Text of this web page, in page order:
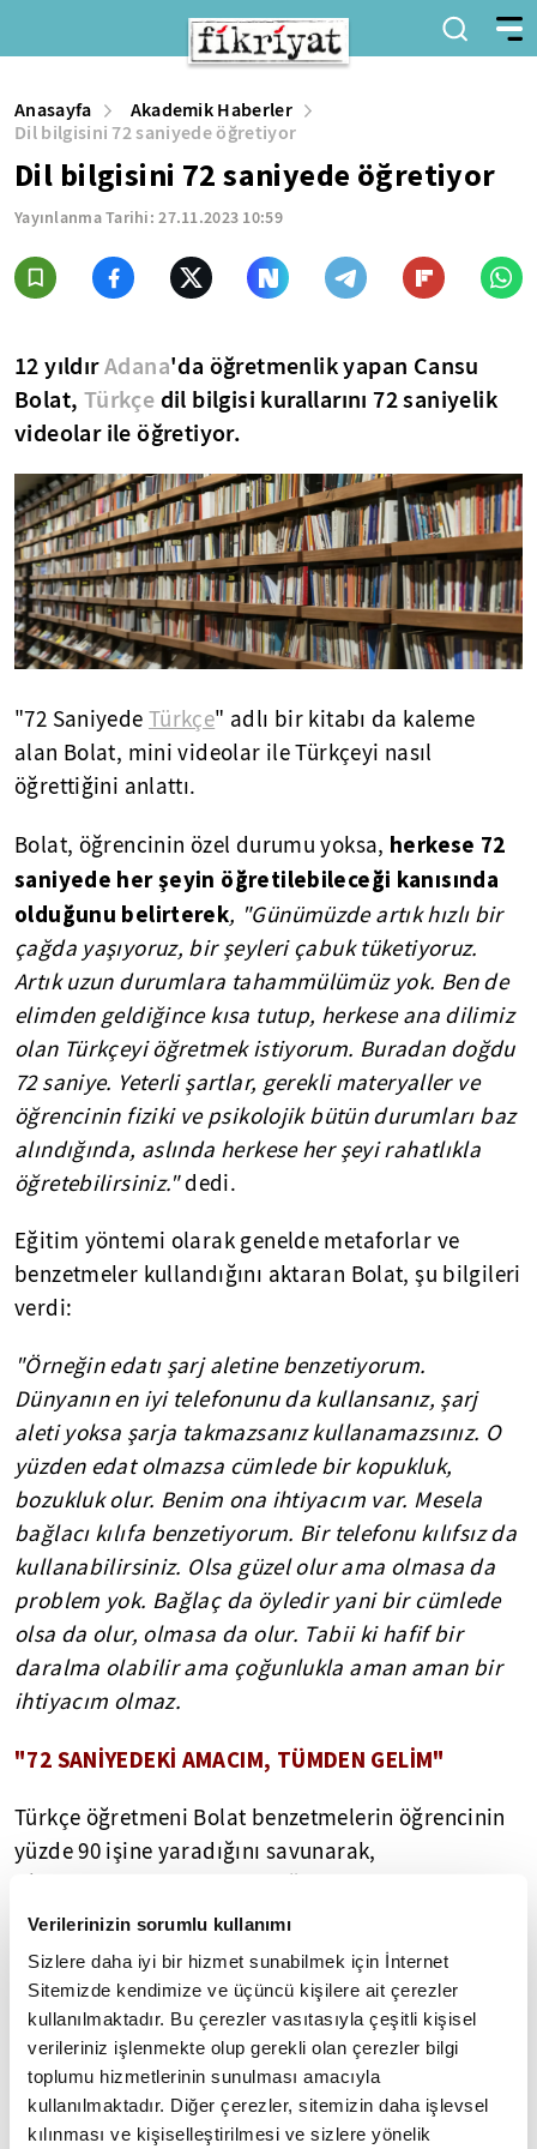
Verilerinizin sorumlu kullanımı
Sizlere daha iyi bir hizmet sunabilmek için İnternet
Sitemizde kendimize ve üçüncü kişilere ait çerezler
kullanılmaktadır. Bu çerezler vasıtasıyla çeşitli kişisel
verileriniz işlenmekte olup gerekli olan çerezler bilgi
toplumu hizmetlerinin sunulması amacıyla
kullanılmaktadır. Diğer çerezler, sitemizin daha işlevsel
kılınması ve kişiselleştirilmesi ve sizlere yönelik
Anasayfa
Akademik Haberler
Dil bilgisini 72 saniyede öğretiyor
Dil bilgisini 72 saniyede öğretiyor
Yayınlanma Tarihi:27.11.2023 10:59
12 yıldırAdana'da öğretmenlik yapan Cansu
Bolat, Türkçedil bilgisi kurallarını 72 saniyelik
videolar ile öğretiyor.
"72 Saniyede Türkçe" adlı bir kitabı da kaleme
alan Bolat, mini videolar ile Türkçeyi nasıl
öğrettiğini anlattı.
Bolat, öğrencinin özel durumu yoksa, herkese 72
saniyede her şeyin öğretilebileceği kanısında
olduğunu belirterek, "Günümüzde artık hızlı bir
çağda yaşıyoruz, bir şeyleri çabuk tüketiyoruz.
Artık uzun durumlara tahammülümüz yok. Ben de
elimden geldiğince kısa tutup, herkese ana dilimiz
olan Türkçeyi öğretmek istiyorum. Buradan doğdu
72 saniye. Yeterli şartlar, gerekli materyaller ve
öğrencinin fiziki ve psikolojik bütün durumları baz
alındığında, aslında herkese her şeyi rahatlıkla
öğretebilirsiniz."dedi.
Eğitim yöntemi olarak genelde metaforlar ve
benzetmeler kullandığını aktaran Bolat, şu bilgileri
verdi:
"Örneğin edatı şarj aletine benzetiyorum.
Dünyanın en iyi telefonunu da kullansanız, şarj
aleti yoksa şarja takmazsanız kullanamazsınız. O
yüzden edat olmazsa cümlede bir kopukluk,
bozukluk olur. Benim ona ihtiyacım var. Mesela
bağlacı kılıfa benzetiyorum. Bir telefonu kılıfsız da
kullanabilirsiniz. Olsa güzel olur ama olmasa da
problem yok. Bağlaç da öyledir yani bir cümlede
olsa da olur, olmasa da olur. Tabii ki hafif bir
daralma olabilir ama çoğunlukla aman aman bir
ihtiyacım olmaz.
"72 SANİYEDEKİ AMACIM, TÜMDEN GELİM"
Türkçe öğretmeni Bolat benzetmelerin öğrencinin
yüzde 90 işine yaradığını savunarak,
illaki eleştirecektir, 'Bütün kuralları böyle
veremeyiz.' diyecektir. Hak da veriyorum onlara
ama yüzde 90 oranında tutacaktır. Bizim amacımız
da aslında önce dilimizi öğretmek, sonra sınavda
başarı yakalamak." ifadelerini kullandı.
Metaforların bütün gramer kuralları için geçerli